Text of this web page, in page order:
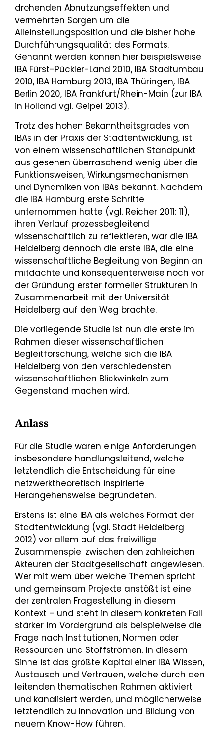
drohenden Abnutzungseffekten und
vermehrten Sorgen um die
Alleinstellungsposition und die bisher hohe
Durchführungsqualität des Formats.
Genannt werden können hier beispielsweise
IBA Fürst-Pückler-Land 2010, IBA Stadtumbau
2010, IBA Hamburg 2013, IBA Thüringen, IBA
Berlin 2020, IBA Frankfurt/Rhein-Main (zur IBA
in Holland vgl. Geipel 2013).
Trotz des hohen Bekanntheitsgrades von
IBAs in der Praxis der Stadtentwicklung, ist
von einem wissenschaftlichen Standpunkt
aus gesehen überraschend wenig über die
Funktionsweisen, Wirkungsmechanismen
und Dynamiken von IBAs bekannt. Nachdem
die IBA Hamburg erste Schritte
unternommen hatte (vgl. Reicher 2011: 11),
ihren Verlauf prozessbegleitend
wissenschaftlich zu reflektieren, war die IBA
Heidelberg dennoch die erste IBA, die eine
wissenschaftliche Begleitung von Beginn an
mitdachte und konsequenterweise noch vor
der Gründung erster formeller Strukturen in
Zusammenarbeit mit der Universität
Heidelberg auf den Weg brachte.
Die vorliegende Studie ist nun die erste im
Rahmen dieser wissenschaftlichen
Begleitforschung, welche sich die IBA
Heidelberg von den verschiedensten
wissenschaftlichen Blickwinkeln zum
Gegenstand machen wird.
Anlass
Für die Studie waren einige Anforderungen
insbesondere handlungsleitend, welche
letztendlich die Entscheidung für eine
netzwerktheoretisch inspirierte
Herangehensweise begründeten.
Erstens ist eine IBA als weiches Format der
Stadtentwicklung (vgl. Stadt Heidelberg
2012) vor allem auf das freiwillige
Zusammenspiel zwischen den zahlreichen
Akteuren der Stadtgesellschaft angewiesen.
Wer mit wem über welche Themen spricht
und gemeinsam Projekte anstößt ist eine
der zentralen Fragestellung in diesem
Kontext – und steht in diesem konkreten Fall
stärker im Vordergrund als beispielweise die
Frage nach Institutionen, Normen oder
Ressourcen und Stoffströmen. In diesem
Sinne ist das größte Kapital einer IBA Wissen,
Austausch und Vertrauen, welche durch den
leitenden thematischen Rahmen aktiviert
und kanalisiert werden, und möglicherweise
letztendlich zu Innovation und Bildung von
neuem Know-How führen.